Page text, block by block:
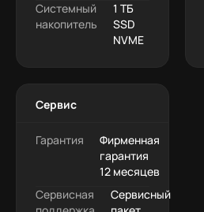
Системный
накопитель
1 ТБ
SSD
NVME
Сервис
Гарантия
Фирменная
гарантия
12 месяцев
Сервисная
Сервисный